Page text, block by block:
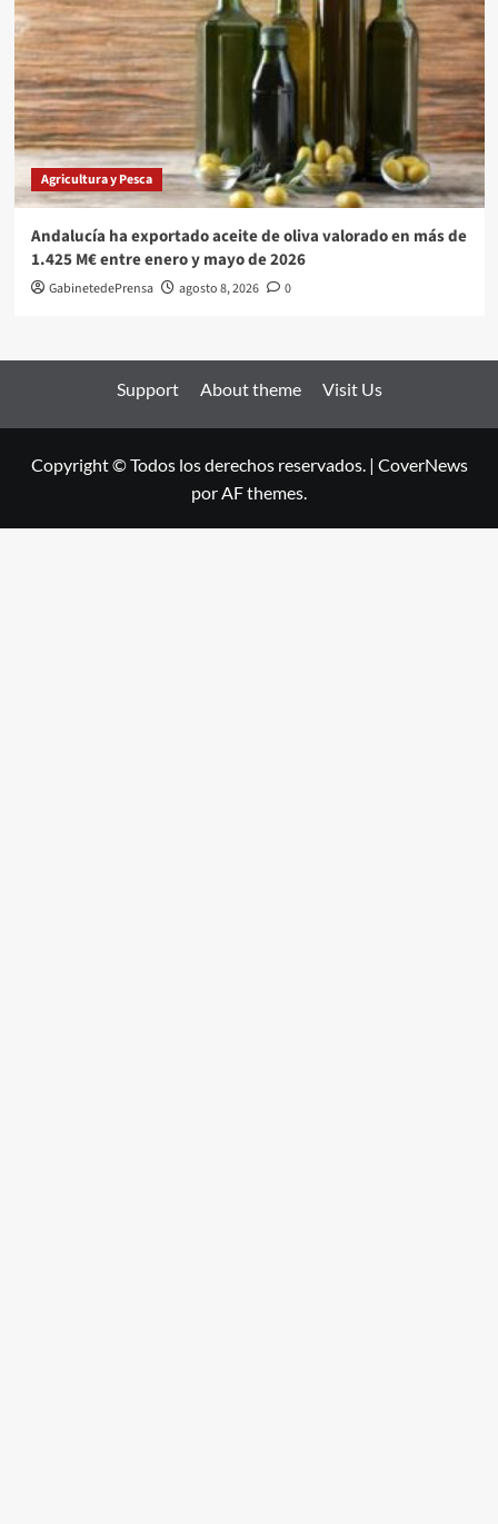
Agricultura y Pesca
Andalucía ha exportado aceite de oliva valorado en más de
1.425 M€ entre enero y mayo de 2026
GabinetedePrensa agosto 8, 2026 0
Support About theme Visit Us
Copyright © Todos los derechos reservados. | CoverNews
por AF themes.